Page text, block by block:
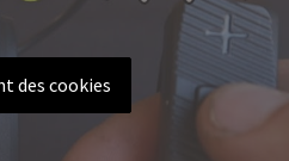
des cookies